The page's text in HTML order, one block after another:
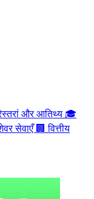
और आतिथ्य 🎓
सेवाएँ 🏢 वित्तीय